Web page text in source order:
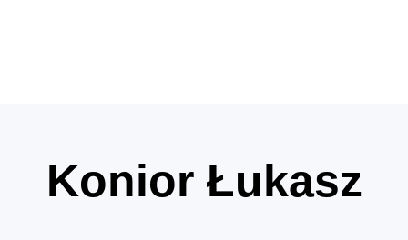
Konior Łukasz